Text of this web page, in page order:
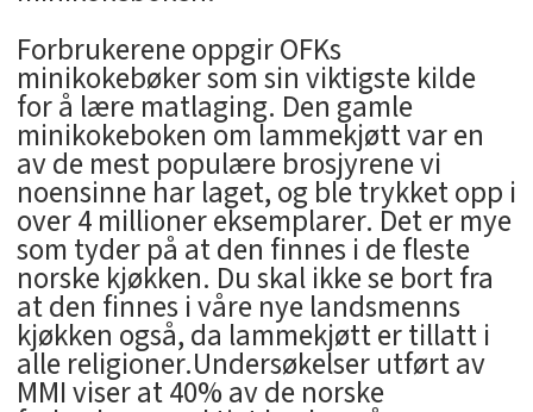
Forbrukerene oppgir OFKs
minikokebøker som sin viktigste kilde
for å lære matlaging. Den gamle
minikokeboken om lammekjøtt var en
av de mest populære brosjyrene vi
noensinne har laget, og ble trykket opp i
over 4 millioner eksemplarer. Det er mye
som tyder på at den finnes i de fleste
norske kjøkken. Du skal ikke se bort fra
at den finnes i våre nye landsmenns
kjøkken også, da lammekjøtt er tillatt i
alle religioner.Undersøkelser utført av
MMI viser at 40% av de norske